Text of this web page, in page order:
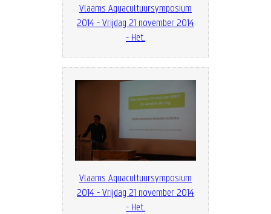
Vlaams Aquacultuursymposium
2014 - Vrijdag 21 november 2014
- Het...
Vlaams Aquacultuursymposium
2014 - Vrijdag 21 november 2014
- Het...